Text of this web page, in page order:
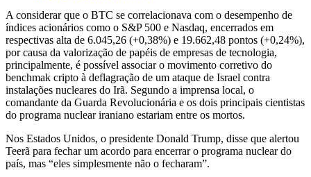
A considerar que o BTC se correlacionava com o desempenho de
índices acionários como o S&P 500 e Nasdaq, encerrados em
respectivas alta de 6.045,26 (+0,38%) e 19.662,48 pontos (+0,24%),
por causa da valorização de papéis de empresas de tecnologia,
principalmente, é possível associar o movimento corretivo do
benchmak cripto à deflagração de um ataque de Israel contra
instalações nucleares do Irã. Segundo a imprensa local, o
comandante da Guarda Revolucionária e os dois principais cientistas
do programa nuclear iraniano estariam entre os mortos.
Nos Estados Unidos, o presidente Donald Trump, disse que alertou
Teerã para fechar um acordo para encerrar o programa nuclear do
país, mas “eles simplesmente não o fecharam”.